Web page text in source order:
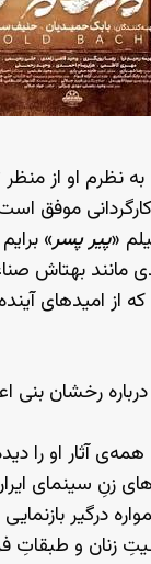
به نظرم او از
موفق
«پیر پسر»
مانند بهتاش
از امیدهای
رخشان بنی
همه‌ی آثار او را
زنِ سینمای
درگیر
زنان و